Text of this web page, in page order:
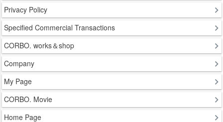
Privacy Policy
Specified Commercial Transactions
CORBO. works＆shop
Company
My Page
CORBO. Movie
Home Page